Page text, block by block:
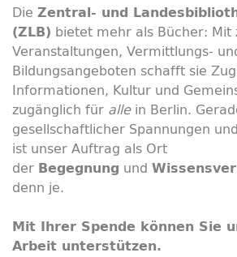
Die Zentral- und
(ZLB) bietet mehr als Bücher: Mit
Veranstaltungen, Vermittlungs-
Bildungsangeboten schafft sie
Informationen, Kultur und
zugänglich für allein Berlin.
gesellschaftlicher Spannungen
ist unser Auftrag als Ort
der Begegnung und
denn je.
Mit Ihrer Spende können Sie
Arbeit unterstützen.